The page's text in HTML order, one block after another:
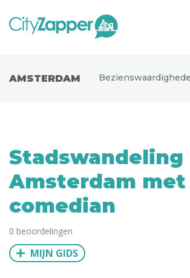
Europa
Noord-Amerika
Azië
Andere wereldsteden
Uitgelichte bestemmingen
AMSTERDAM
Stadswandeling
Amsterdam met
comedian
0 beoordelingen
MIJN GIDS